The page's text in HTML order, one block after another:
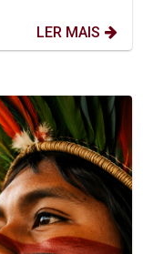
LER MAIS